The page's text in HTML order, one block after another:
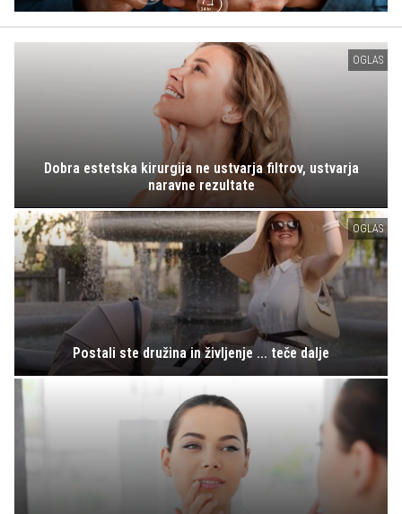
OGLAS
Dobra estetska kirurgija ne ustvarja filtrov, ustvarja
naravne rezultate
OGLAS
Postali ste družina in življenje ... teče dalje